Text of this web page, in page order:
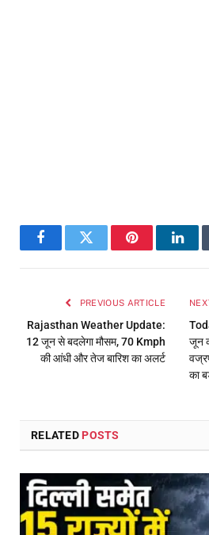
FacebookTwitter Pinterest
PREVIOUS ARTICLE
Rajasthan Weather Update:
12 जून से बदलेगा मौसम, 70 Kmph
की आंधी और तेज बारिश का अलर्ट
जून
का
RELATED POSTS